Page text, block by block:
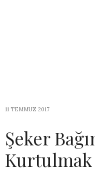
11 TEMMUZ 2017
Şeker